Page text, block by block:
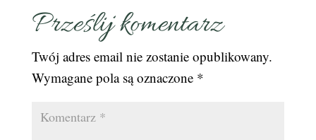
Prześlij komentarz
Twój adres email nie zostanie opublikowany.
Wymagane pola są oznaczone *